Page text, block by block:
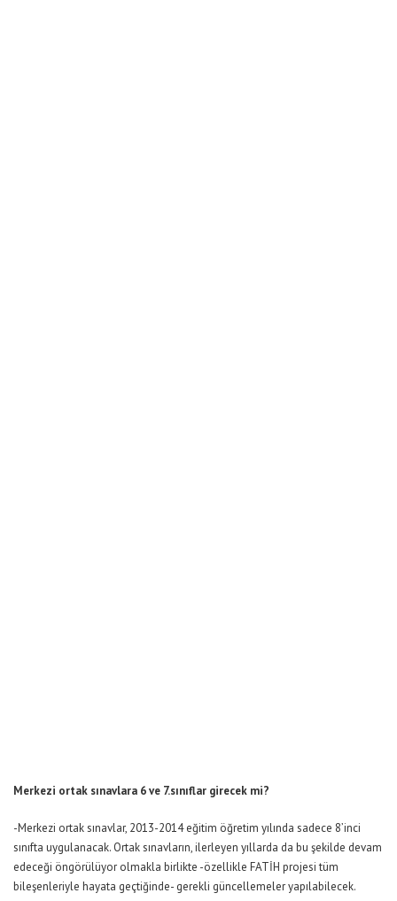
Merkezi ortak sınavlara 6 ve 7.sınıflar girecek mi?
-Merkezi ortak sınavlar, 2013-2014 eğitim öğretim yılında sadece 8’inci
sınıfta uygulanacak. Ortak sınavların, ilerleyen yıllarda da bu şekilde devam
edeceği öngörülüyor olmakla birlikte -özellikle FATİH projesi tüm
bileşenleriyle hayata geçtiğinde- gerekli güncellemeler yapılabilecek.